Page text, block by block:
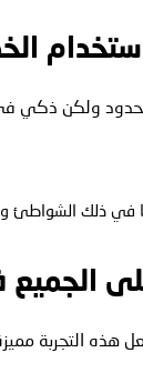
ولكن ذكي
في ذلك الشواطئ
الجميع
هذه التجربة